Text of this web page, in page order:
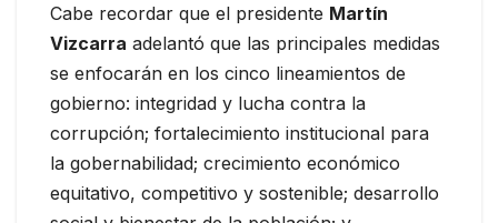
Cabe recordar que el presidente Martín
Vizcarra adelantó que las principales medidas
se enfocarán en los cinco lineamientos de
gobierno: integridad y lucha contra la
corrupción; fortalecimiento institucional para
la gobernabilidad; crecimiento económico
equitativo, competitivo y sostenible; desarrollo